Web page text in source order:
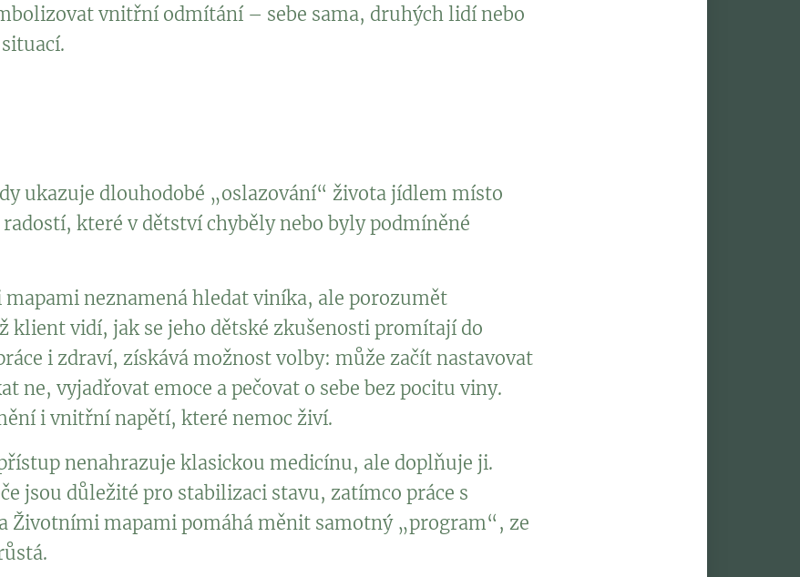
vnitřní odmítání – sebe sama, druhých lidí nebo
ukazuje dlouhodobé „oslazování“ života jídlem místo
které v dětství chyběly nebo byly podmíněné
mapami neznamená hledat viníka, ale porozumět
klient vidí, jak se jeho dětské zkušenosti promítají do
i zdraví, získává možnost volby: může začít nastavovat
ne, vyjadřovat emoce a pečovat o sebe bez pocitu viny.
i vnitřní napětí, které nemoc živí.
nenahrazuje klasickou medicínu, ale doplňuje ji.
jsou důležité pro stabilizaci stavu, zatímco práce s
Životními mapami pomáhá měnit samotný „program“, ze